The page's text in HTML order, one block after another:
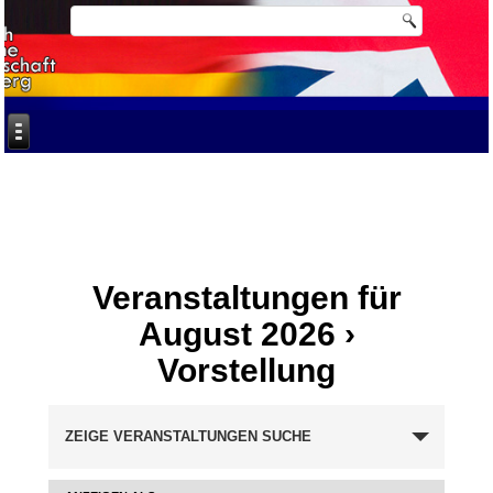
Veranstaltungen für
August 2026 ›
Vorstellung
Veranstaltungen
ZEIGE VERANSTALTUNGEN SUCHE